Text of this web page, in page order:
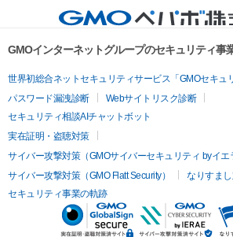
GMOインターネットグループのセキュリティ事
世界初総合ネットセキュリティサービス「GMOセキュ
パスワード漏洩診断
Webサイトリスク診断
セキュリティ相談AIチャットボット
実在証明・盗聴対策
サイバー攻撃対策（GMOサイバーセキュリティ byイエ
サイバー攻撃対策（GMO Flatt Security）
なりすま
セキュリティ事業の軌跡